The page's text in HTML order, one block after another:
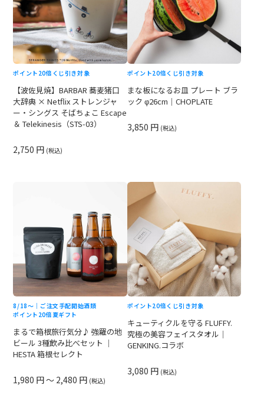
ポイント20倍 くじ引き対象
【波佐見焼】BARBAR 蕎麦猪口
大辞典 × Netflix ストレンジャ
ー・シングス そばちょこ Escape
＆ Telekinesis（STS-03）
2,750 円 (税込)
ポイント20倍 くじ引き対象
まな板になるお皿 プレート ブラ
ック φ26cm｜CHOPLATE
3,850 円 (税込)
8/18〜｜ご注文手配開始酒類
ポイント20倍 夏ギフト
まるで箱根旅行気分♪ 強羅の地
ビール 3種飲み比べセット ｜
HESTA 箱根セレクト
1,980 円 ～ 2,480 円 (税込)
ポイント20倍 くじ引き対象
キューティクルを守る FLUFFY.
究極の美容フェイスタオル｜
GENKING.コラボ
3,080 円 (税込)